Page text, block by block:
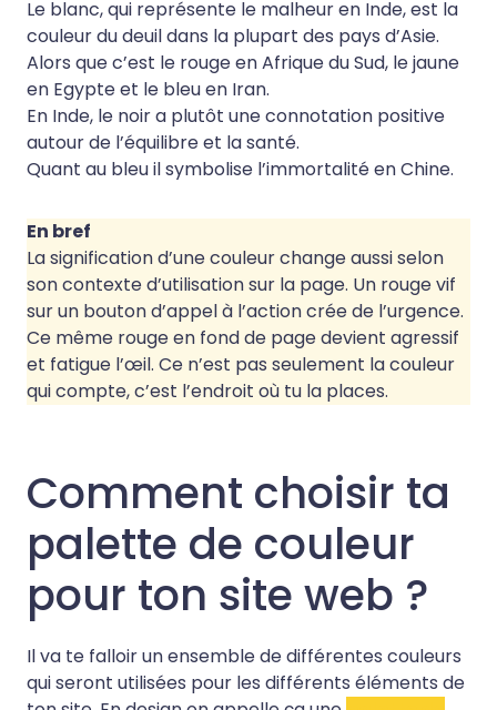
Le blanc, qui représente le malheur en Inde, est la
couleur du deuil dans la plupart des pays d’Asie.
Alors que c’est le rouge en Afrique du Sud, le jaune
en Egypte et le bleu en Iran.
En Inde, le noir a plutôt une connotation positive
autour de l’équilibre et la santé.
Quant au bleu il symbolise l’immortalité en Chine.
En bref
La signification d’une couleur change aussi selon
son contexte d’utilisation sur la page. Un rouge vif
sur un bouton d’appel à l’action crée de l’urgence.
Ce même rouge en fond de page devient agressif
et fatigue l’œil. Ce n’est pas seulement la couleur
qui compte, c’est l’endroit où tu la places.
Comment choisir ta
palette de couleur
pour ton site web ?
Il va te falloir un ensemble de différentes couleurs
qui seront utilisées pour les différents éléments de